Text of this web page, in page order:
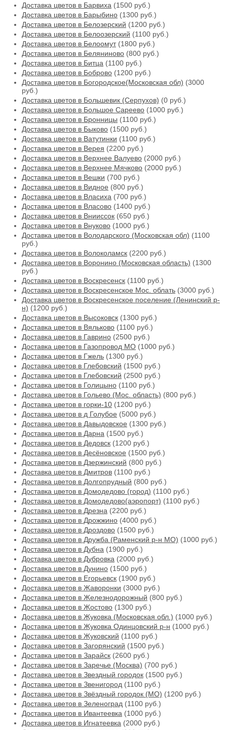
Доставка цветов в Барвиха (1500 руб.)
Доставка цветов в Барыбино (1300 руб.)
Доставка цветов в Белозерский (1200 руб.)
Доставка цветов в Белоозерский (1100 руб.)
Доставка цветов в Белоомут(1800 руб.)
Доставка цветов в Беляниново (800 руб.)
Доставка цветов в Битца (1100 руб.)
Доставка цветов в Боброво (1200 руб.)
Доставка цветов в Богородское(Московская обл) (3000
руб.)
Доставка цветов в Большевик (Серпухов) (0 руб.)
Доставка цветов в Большое Сареево (1000 руб.)
Доставка цветов в Бронницы (1100 руб.)
Доставка цветов в Быково (1500 руб.)
Доставка цветов в Ватутинки (1100 руб.)
Доставка цветов в Верея (2200 руб.)
Доставка цветов в Верхнее Валуево (2000 руб.)
Доставка цветов в Верхнее Мячково (2000 руб.)
Доставка цветов в Вешки (700 руб.)
Доставка цветов в Видное (800 руб.)
Доставка цветов в Власиха (700 руб.)
Доставка цветов в Власово (1400 руб.)
Доставка цветов в Внииссок (650 руб.)
Доставка цветов в Внуково (1000 руб.)
Доставка цветов в Володарского (Московская обл) (1100
руб.)
Доставка цветов в Волоколамск (2200 руб.)
Доставка цветов в Воронино (Московская область) (1300
руб.)
Доставка цветов в Воскресенск (1100 руб.)
Доставка цветов в Воскресенское Мос. облать (3000 руб.)
Доставка цветов в Воскресенское поселение (Ленинский р-
н) (1200 руб.)
Доставка цветов в Высоковск (1300 руб.)
Доставка цветов в Вяльково (1100 руб.)
Доставка цветов в Гаврино (2500 руб.)
Доставка цветов в Газопровод МО (1000 руб.)
Доставка цветов в Гжель (1300 руб.)
Доставка цветов в Глебовский (1500 руб.)
Доставка цветов в Глебовский (2500 руб.)
Доставка цветов в Голицыно (1100 руб.)
Доставка цветов в Гольево (Мос. область) (800 руб.)
Доставка цветов в горки-10 (1200 руб.)
Доставка цветов в д Голубое (5000 руб.)
Доставка цветов в Давыдовское (1300 руб.)
Доставка цветов в Дарна (1500 руб.)
Доставка цветов в Дедовск (1200 руб.)
Доставка цветов в Десёновское (1500 руб.)
Доставка цветов в Дзержинский (800 руб.)
Доставка цветов в Дмитров (1100 руб.)
Доставка цветов в Долгопрудный (800 руб.)
Доставка цветов в Домодедово (город) (1100 руб.)
Доставка цветов в Домодедово(аэропорт) (1100 руб.)
Доставка цветов в Дрезна (2200 руб.)
Доставка цветов в Дрожжино (4000 руб.)
Доставка цветов в Дроздово (1500 руб.)
Доставка цветов в Дружба (Раменский р-н МО) (1000 руб.)
Доставка цветов в Дубна (1900 руб.)
Доставка цветов в Дубровка (2000 руб.)
Доставка цветов в Дунино (1500 руб.)
Доставка цветов в Егорьевск (1900 руб.)
Доставка цветов в Жаворонки (3000 руб.)
Доставка цветов в Железнодорожный (800 руб.)
Доставка цветов в Жостово (1300 руб.)
Доставка цветов в Жуковка (Московская обл.) (1000 руб.)
Доставка цветов в Жуковка Одинцовский р-н (1000 руб.)
Доставка цветов в Жуковский (1100 руб.)
Доставка цветов в Загорянский (1500 руб.)
Доставка цветов в Зарайск (2600 руб.)
Доставка цветов в Заречье (Москва) (700 руб.)
Доставка цветов в Звездный городок (1500 руб.)
Доставка цветов в Звенигород (1100 руб.)
Доставка цветов в Звёздный городок (МО) (1200 руб.)
Доставка цветов в Зеленоград (1100 руб.)
Доставка цветов в Ивантеевка (1000 руб.)
Доставка цветов в Игнатеевка (2000 руб.)